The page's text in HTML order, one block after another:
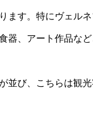
ます。特にヴェル
器、アート作品な
並び、こちらは観